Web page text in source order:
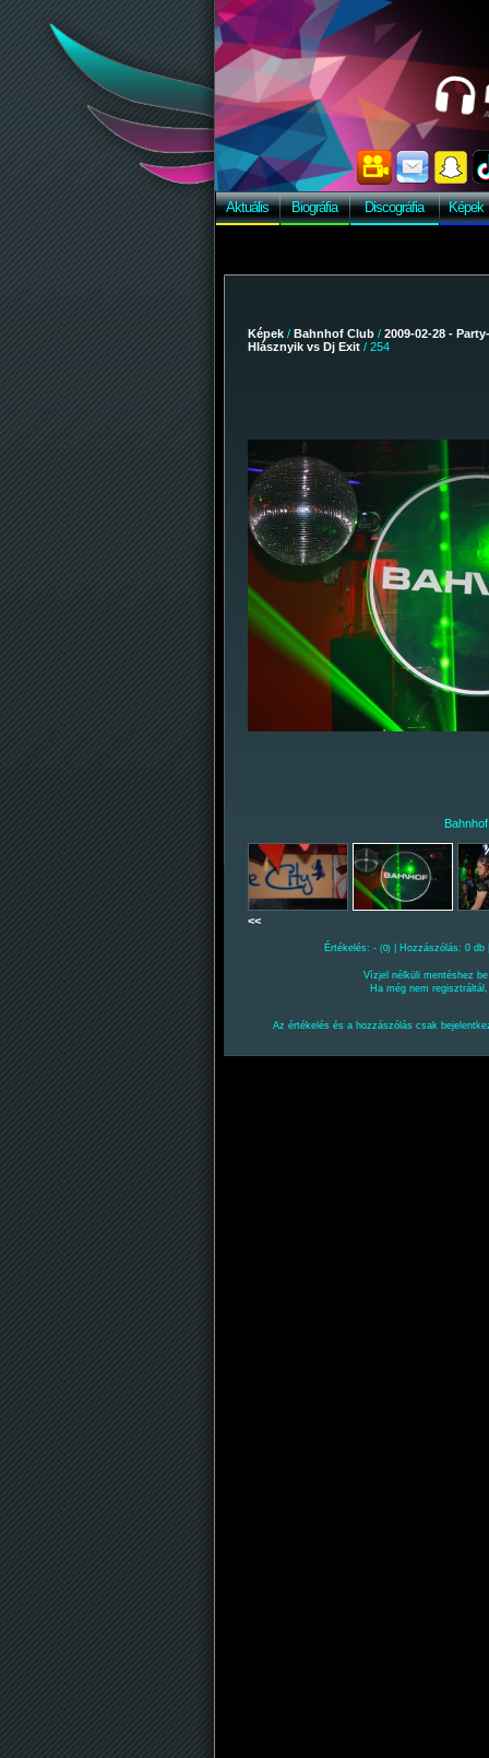
Aktuális Biográfia Discográfia Képek
Képek / Bahnhof Club / 2009-02-28 -
Hlásznyik vs Dj Exit / 254
Bahnhof
<<
Értékelés: - (0) | Hozzászólás: 0
Vízjel nélküli mentéshez
Ha még nem
Az értékelés és a hozzászólás csak